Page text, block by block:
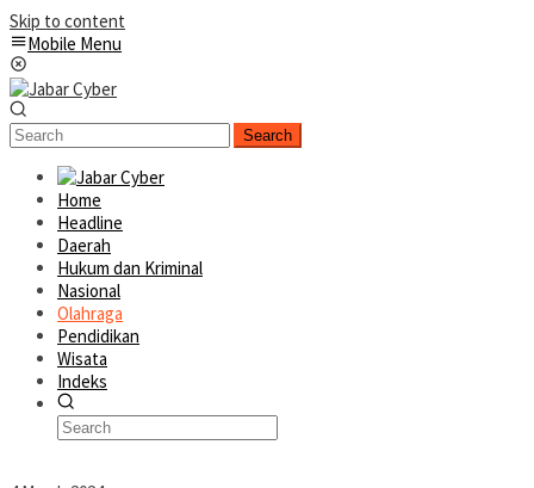
Skip to content
Mobile Menu
Search
Home
Headline
Daerah
Hukum dan Kriminal
Nasional
Olahraga
Pendidikan
Wisata
Indeks